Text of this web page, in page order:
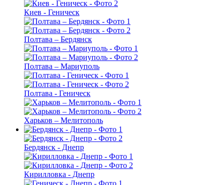
Киев - Геническ
Полтава – Бердянск
Полтава – Мариуполь
Полтава - Геническ
Харьков – Мелитополь
Бердянск - Днепр
Кирилловка - Днепр